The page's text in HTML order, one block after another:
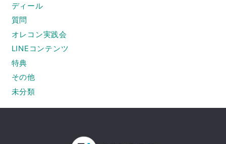
ディール
質問
オレコン実践会
LINEコンテンツ
特典
その他
未分類